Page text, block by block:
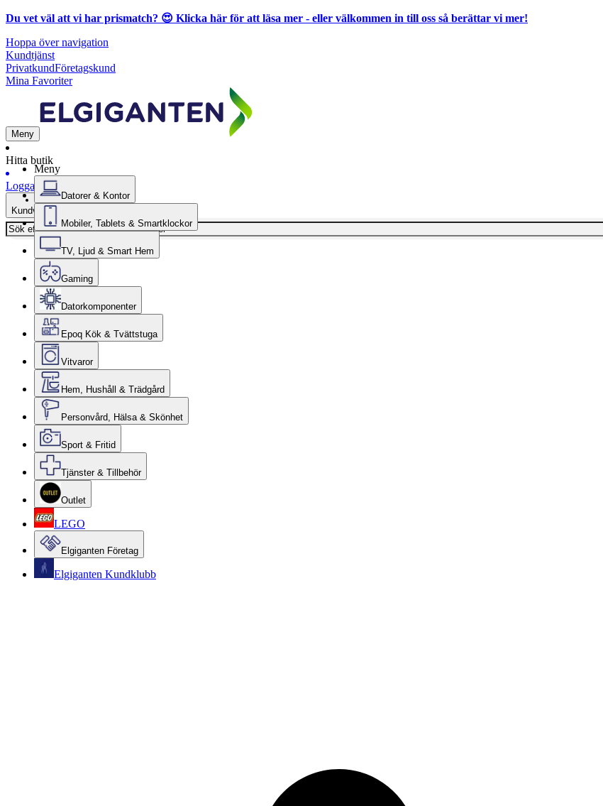
Du vet väl att vi har prismatch? 😍 Klicka här för att läsa mer - eller välkommen in till oss så berättar vi mer!
Hoppa över navigation
Kundtjänst
PrivatkundFöretagskund
Mina Favoriter
Meny
Hitta butik
Logga in
Kundvagn
Meny
Datorer & Kontor
Mobiler, Tablets & Smartklockor
TV, Ljud & Smart Hem
Gaming
Datorkomponenter
Epoq Kök & Tvättstuga
Vitvaror
Hem, Hushåll & Trädgård
Personvård, Hälsa & Skönhet
Sport & Fritid
Tjänster & Tillbehör
Outlet
LEGO
Elgiganten Företag
Elgiganten Kundklubb